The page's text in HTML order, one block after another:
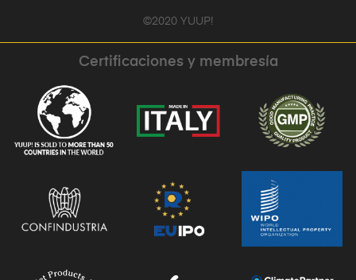
©2020 YUUP!
Certificaciones y membresía